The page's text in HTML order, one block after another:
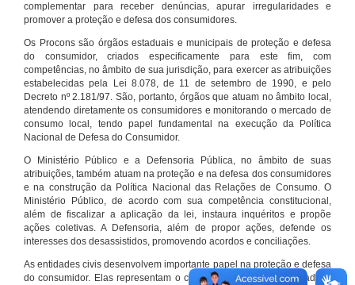
complementar para receber denúncias, apurar irregularidades e
promover a proteção e defesa dos consumidores.
Os Procons são órgãos estaduais e municipais de proteção e defesa
do consumidor, criados especificamente para este fim, com
competências, no âmbito de sua jurisdição, para exercer as atribuições
estabelecidas pela Lei 8.078, de 11 de setembro de 1990, e pelo
Decreto nº 2.181/97. São, portanto, órgãos que atuam no âmbito local,
atendendo diretamente os consumidores e monitorando o mercado de
consumo local, tendo papel fundamental na execução da Política
Nacional de Defesa do Consumidor.
O Ministério Público e a Defensoria Pública, no âmbito de suas
atribuições, também atuam na proteção e na defesa dos consumidores
e na construção da Política Nacional das Relações de Consumo. O
Ministério Público, de acordo com sua competência constitucional,
além de fiscalizar a aplicação da lei, instaura inquéritos e propõe
ações coletivas. A Defensoria, além de propor ações, defende os
interesses dos desassistidos, promovendo acordos e conciliações.
As entidades civis desenvolvem importante papel na proteção e defesa
do consumidor. Elas representam o conjunto organizado de cidadãos